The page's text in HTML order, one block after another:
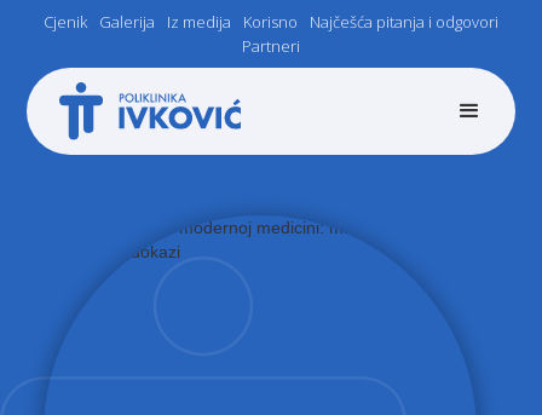
Cjenik Galerija Iz medija Korisno
Najčešća pitanja i odgovori
Partneri